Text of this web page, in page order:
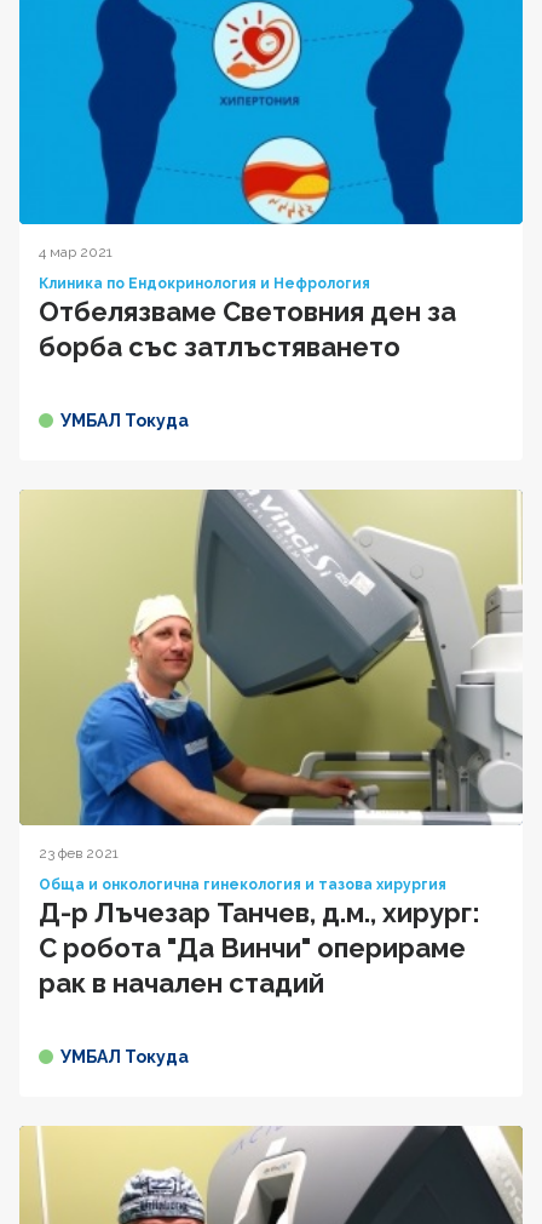
4 мар 2021
Клиника по Ендокринология и Нефрология
Отбелязваме Световния ден за
борба със затлъстяването
УМБАЛ Токуда
23 фев 2021
Обща и онкологична гинекология и тазова хирургия
Д-р Лъчезар Танчев, д.м., хирург:
С робота "Да Винчи" оперираме
рак в начален стадий
УМБАЛ Токуда